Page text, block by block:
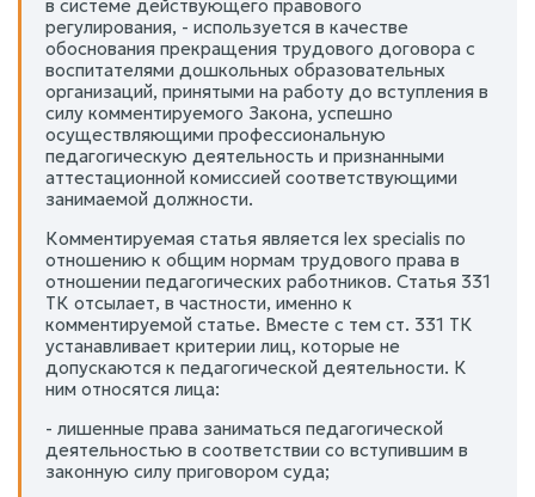
в системе действующего правового
регулирования, - используется в качестве
обоснования прекращения трудового договора с
воспитателями дошкольных образовательных
организаций, принятыми на работу до вступления в
силу комментируемого Закона, успешно
осуществляющими профессиональную
педагогическую деятельность и признанными
аттестационной комиссией соответствующими
занимаемой должности.
Комментируемая статья является lex specialis по
отношению к общим нормам трудового права в
отношении педагогических работников. Статья 331
ТК отсылает, в частности, именно к
комментируемой статье. Вместе с тем ст. 331 ТК
устанавливает критерии лиц, которые не
допускаются к педагогической деятельности. К
ним относятся лица:
- лишенные права заниматься педагогической
деятельностью в соответствии со вступившим в
законную силу приговором суда;